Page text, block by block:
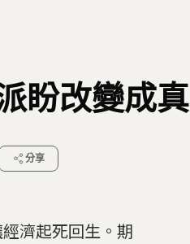
盼改變成真
分享
濟起死回生。期